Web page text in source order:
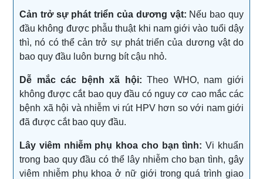
Cản trở sự phát triển của dương vật: Nếu bao quy
đầu không được phẫu thuật khi nam giới vào tuổi dậy
thì, nó có thể cản trở sự phát triển của dương vật do
bao quy đầu luôn bưng bít cậu nhỏ.
Dễ mắc các bệnh xã hội: Theo WHO, nam giới
không được cắt bao quy đầu có nguy cơ cao mắc các
bệnh xã hội và nhiễm vi rút HPV hơn so với nam giới
đã được cắt bao quy đầu.
Lây viêm nhiễm phụ khoa cho bạn tình: Vi khuẩn
trong bao quy đầu có thể lây nhiễm cho bạn tình, gây
viêm nhiễm phụ khoa ở nữ giới trong quá trình giao